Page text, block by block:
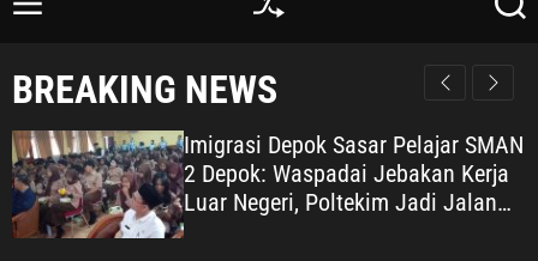
M
u
S
ff
e
S
r
h
BREAKING NEWS
Imigrasi Depok Sasar Pelajar SMAN
2 Depok: Waspadai Jebakan Kerja
Luar Negeri, Poltekim Jadi Jalan